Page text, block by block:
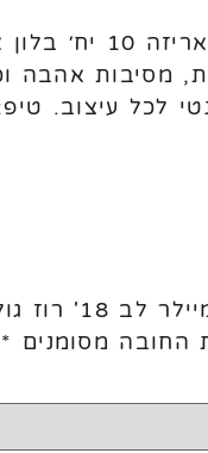
בלון מיילר
מסיבות אהבה
לכל עיצוב.
(10יח׳)”
החובה מסומנים *